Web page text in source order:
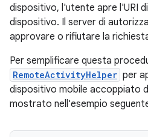
dispositivo, l'utente apre l'URI
dispositivo. Il server di
approvare o rifiutare la
Per semplificare questa
RemoteActivityHelper per
dispositivo mobile accoppiato
mostrato nell'esempio